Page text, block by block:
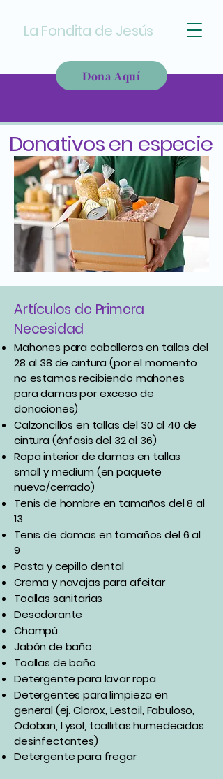
La Fondita de Jesús
Dona Aquí
Donativos en especie
Artículos de Primera
Necesidad
Mahones para caballeros en tallas del
28 al 38 de cintura (por el momento
no estamos recibiendo mahones
para damas por exceso de
donaciones)
Calzoncillos en tallas del 30 al 40 de
cintura (énfasis del 32 al 36)
Ropa interior de damas en tallas
small y medium (en paquete
nuevo/cerrado)
Tenis de hombre en tamaños del 8 al
13
Tenis de damas en tamaños del 6 al
9
Pasta y cepillo dental
Crema y navajas para afeitar
Toallas sanitarias
Desodorante
Champú
Jabón de baño
Toallas de baño
Detergente para lavar ropa
Detergentes para limpieza en
general (ej. Clorox, Lestoil, Fabuloso,
Odoban, Lysol, toallitas humedecidas
desinfectantes)
Detergente para fregar